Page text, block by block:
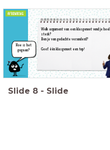
Hoe is het
gegaan?
Welk argument van een klasgenoot vond je heel
sterk?
Ben je van gedachte veranderd?
Geef één klasgenoot een top!
Slide 8 - Slide